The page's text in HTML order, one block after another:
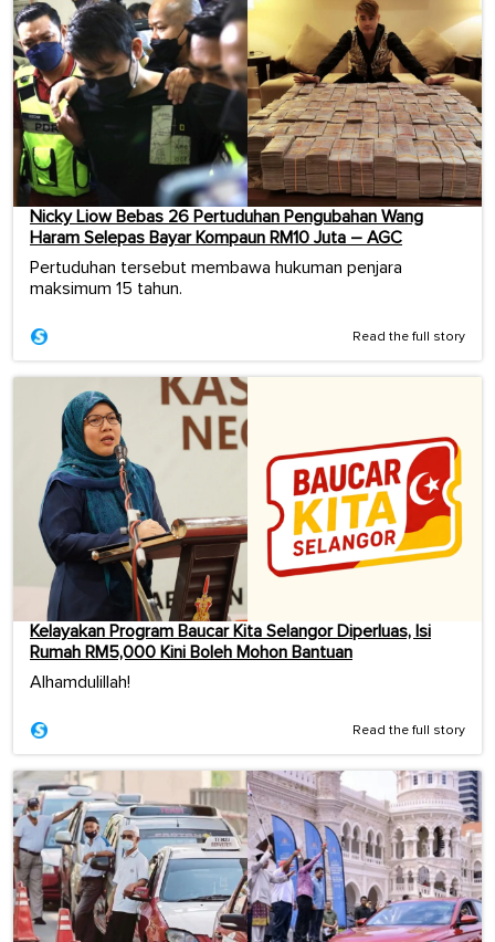
Nicky Liow Bebas 26 Pertuduhan Pengubahan Wang
Haram Selepas Bayar Kompaun RM10 Juta – AGC
Pertuduhan tersebut membawa hukuman penjara
maksimum 15 tahun.
Read the full story
Kelayakan Program Baucar Kita Selangor Diperluas, Isi
Rumah RM5,000 Kini Boleh Mohon Bantuan
Alhamdulillah!
Read the full story